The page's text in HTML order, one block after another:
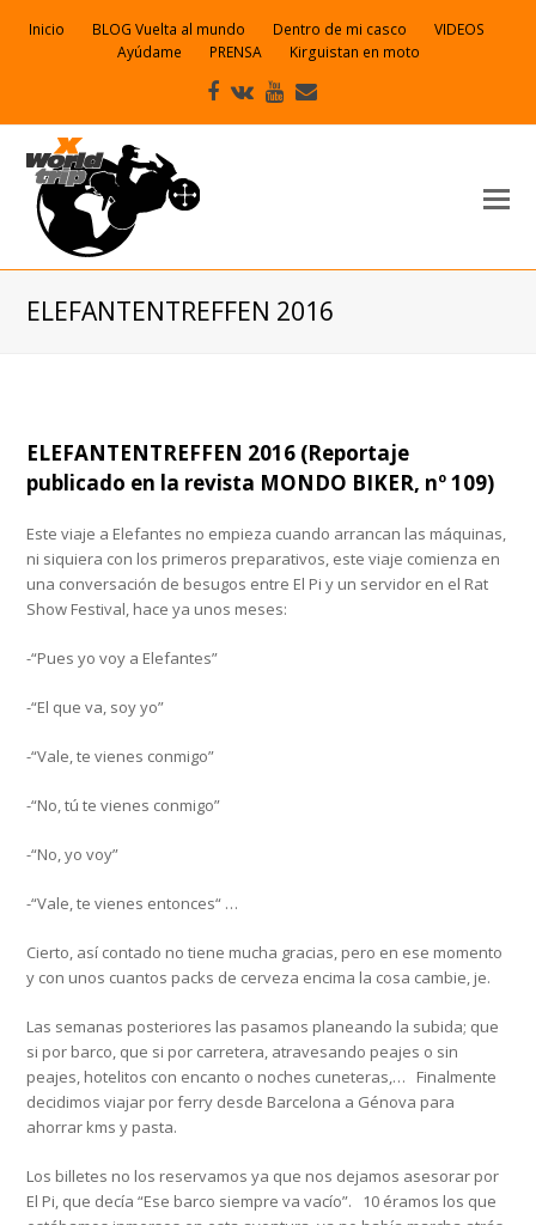
Inicio BLOG Vuelta al mundo Dentro de mi casco
VIDEOS
Ayúdame
PRENSA Kirguistan en moto
Facebook
VK Youtube
electrónico
ELEFANTENTREFFEN 2016
ELEFANTENTREFFEN 2016 (Reportaje
publicado en la revista MONDO BIKER, nº 109)
Este viaje a Elefantes no empieza cuando arrancan las máquinas,
ni siquiera con los primeros preparativos, este viaje comienza en
una conversación de besugos entre El Pi y un servidor en el Rat
Show Festival, hace ya unos meses:
-“Pues yo voy a Elefantes”
-“El que va, soy yo”
-“Vale, te vienes conmigo”
-“No, tú te vienes conmigo”
-“No, yo voy”
-“Vale, te vienes entonces“ …
Cierto, así contado no tiene mucha gracias, pero en ese momento
y con unos cuantos packs de cerveza encima la cosa cambie, je.
Las semanas posteriores las pasamos planeando la subida; que
si por barco, que si por carretera, atravesando peajes o sin
peajes, hotelitos con encanto o noches cuneteras,… Finalmente
decidimos viajar por ferry desde Barcelona a Génova para
ahorrar kms y pasta.
Los billetes no los reservamos ya que nos dejamos asesorar por
El Pi, que decía “Ese barco siempre va vacío”. 10 éramos los que